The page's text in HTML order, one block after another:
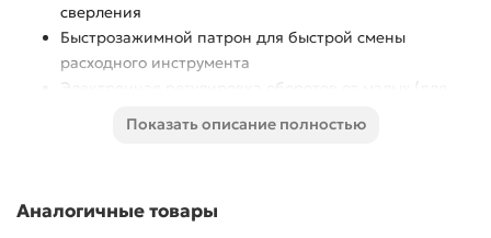
сверления
Быстрозажимной патрон для быстрой смены
расходного инструмента
Электронная регулировка оборотов от малых (для
Надежная конструкция на шариковых подшипниках
Показать описание полностью
Аналогичные товары